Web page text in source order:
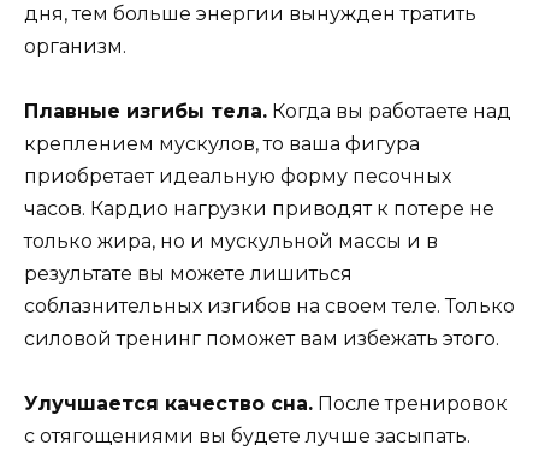
дня, тем больше энергии вынужден тратить
организм.
Плавные изгибы тела. Когда вы работаете над
креплением мускулов, то ваша фигура
приобретает идеальную форму песочных
часов. Кардио нагрузки приводят к потере не
только жира, но и мускульной массы и в
результате вы можете лишиться
соблазнительных изгибов на своем теле. Только
силовой тренинг поможет вам избежать этого.
Улучшается качество сна. После тренировок
с отягощениями вы будете лучше засыпать.